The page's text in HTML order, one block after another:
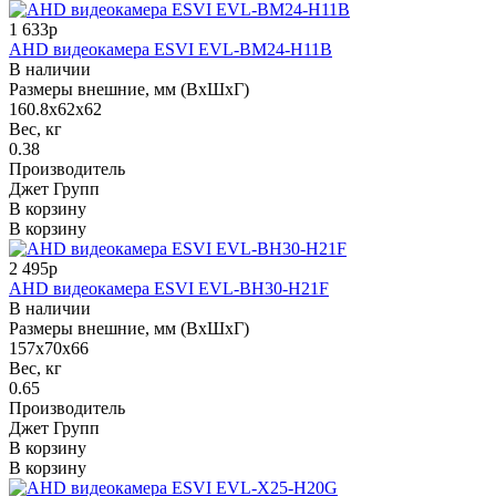
1 633р
AHD видеокамера ESVI EVL-BM24-H11B
В наличии
Размеры внешние, мм (ВхШхГ)
160.8х62х62
Вес, кг
0.38
Производитель
Джет Групп
В корзину
В корзину
2 495р
AHD видеокамера ESVI EVL-BH30-H21F
В наличии
Размеры внешние, мм (ВхШхГ)
157x70x66
Вес, кг
0.65
Производитель
Джет Групп
В корзину
В корзину